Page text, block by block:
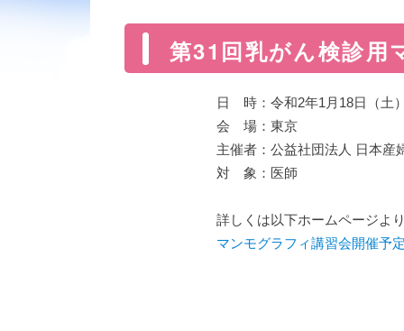
第31回乳がん検診用
日 時：令和2年1月18日（土
会 場：東京
主催者：公益社団法人 日本産
対 象：医師
詳しくは以下ホームページよ
マンモグラフィ講習会開催予